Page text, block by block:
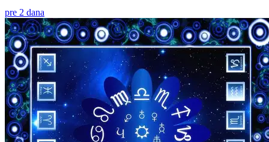
pre 2 dana